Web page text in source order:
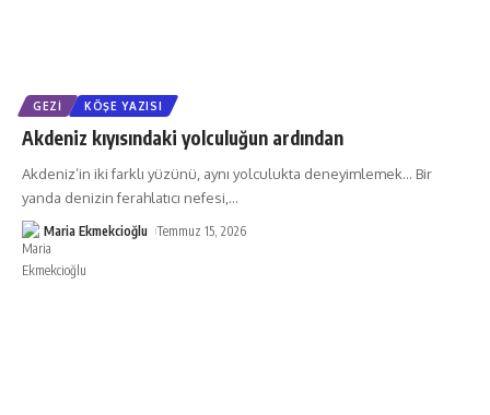
GEZI KÖŞE YAZISI
Akdeniz kıyısındaki yolculuğun ardından
Akdeniz’in iki farklı yüzünü, aynı yolculukta deneyimlemek… Bir
yanda denizin ferahlatıcı nefesi,…
Maria Ekmekcioğlu Temmuz 15, 2026